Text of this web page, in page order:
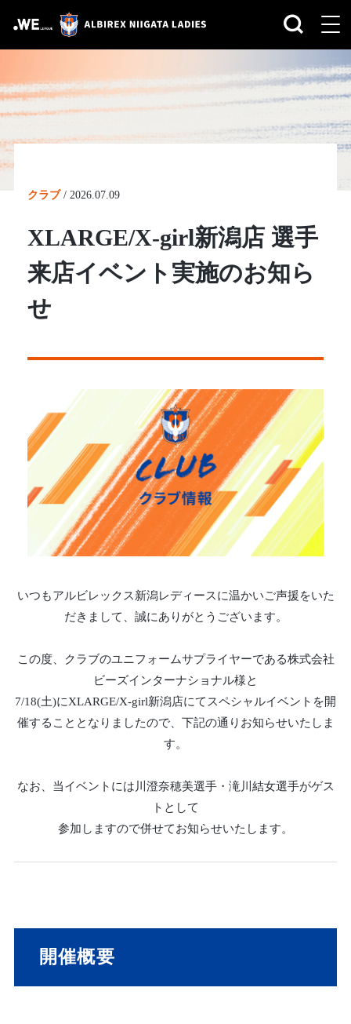
クラブ / 2026.07.09
XLARGE/X-girl新潟店 選手
来店イベント実施のお知ら
せ
いつもアルビレックス新潟レディースに温かいご声援をいた
だきまして、誠にありがとうございます。
この度、クラブのユニフォームサプライヤーである株式会社
ビーズインターナショナル様と
7/18(土)にXLARGE/X-girl新潟店にてスペシャルイベントを開
催することとなりましたので、下記の通りお知らせいたしま
す。
なお、当イベントには川澄奈穂美選手・滝川結女選手がゲス
トとして
参加しますので併せてお知らせいたします。
開催概要